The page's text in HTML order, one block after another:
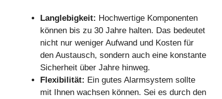
Langlebigkeit: Hochwertige Komponenten
können bis zu 30 Jahre halten. Das bedeutet
nicht nur weniger Aufwand und Kosten für
den Austausch, sondern auch eine konstante
Sicherheit über Jahre hinweg.
Flexibilität: Ein gutes Alarmsystem sollte
mit Ihnen wachsen können. Sei es durch den